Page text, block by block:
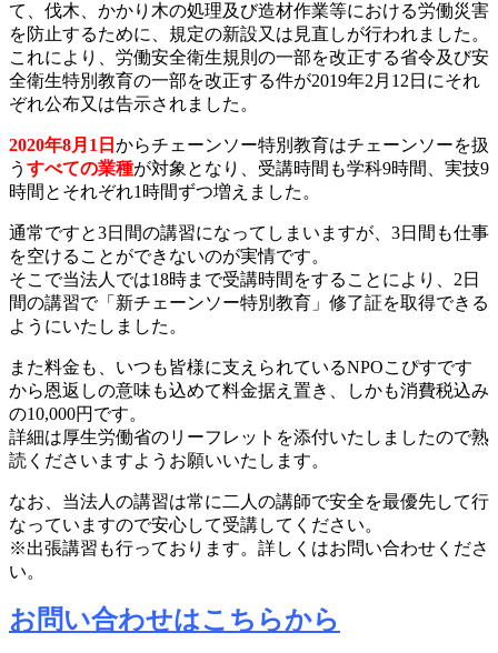
て、伐木、かかり木の処理及び造材作業等における労働災害
を防止するために、規定の新設又は見直しが行われました。
これにより、労働安全衛生規則の一部を改正する省令及び安
全衛生特別教育の一部を改正する件が2019年2月12日にそれ
ぞれ公布又は告示されました。
2020年8月1日 からチェーンソー特別教育はチェーンソーを扱
う すべての業種が対象となり、受講時間も学科9時間、実技9
時間とそれぞれ1時間ずつ増えました。
通常ですと3日間の講習になってしまいますが、3日間も仕事
を空けることができないのが実情です。
そこで当法人では18時まで受講時間をすることにより、2日
間の講習で「新チェーンソー特別教育」修了証を取得できる
ようにいたしました。
また料金も、いつも皆様に支えられているNPOこぴすです
から恩返しの意味も込めて料金据え置き、しかも消費税込み
の10,000円です。
詳細は厚生労働省のリーフレットを添付いたしましたので熟
読くださいますようお願いいたします。
なお、当法人の講習は常に二人の講師で安全を最優先して行
なっていますので安心して受講してください。
※出張講習も行っております。詳しくはお問い合わせくださ
い。
お問い合わせはこちらから